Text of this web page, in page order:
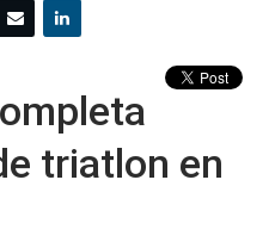
triatlon en